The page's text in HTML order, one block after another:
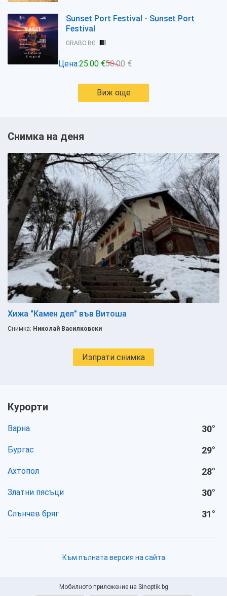
Sunset Port Festival - Sunset Port
Festival
GRABO.BG
Цена:25.00 €50.00 €
Виж още
Снимка на деня
Хижа "Камен дел" във Витоша
Снимка: Николай Василковски
Изпрати снимка
Курорти
Варна 30°
Бургас 29°
Ахтопол 28°
Златни пясъци 30°
Слънчев бряг 31°
Към пълната версия на сайта
Мобилното приложение на Sinoptik.bg